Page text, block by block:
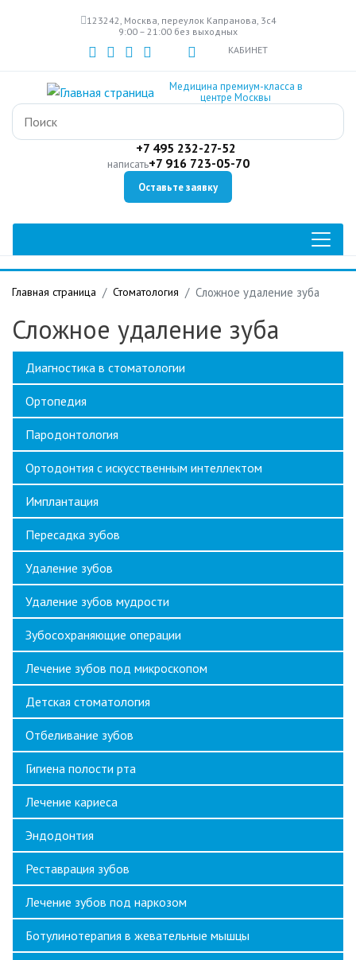
к
основному
содержанию
123242, Москва, переулок Капранова, 3с4
9:00 – 21:00 без выходных
КАБИНЕТ
Медицина премиум-класса в
центре Москвы
+7 495 232-27-52
написать+7 916 723-05-70
Оставьте заявку
Главная страница Стоматология Сложное удаление зуба
Сложное удаление зуба
Диагностика в стоматологии
Ортопедия
Пародонтология
Ортодонтия с искусственным интеллектом
Имплантация
Пересадка зубов
Удаление зубов
Удаление зубов мудрости
Зубосохраняющие операции
Лечение зубов под микроскопом
Детская стоматология
Отбеливание зубов
Гигиена полости рта
Лечение кариеса
Эндодонтия
Реставрация зубов
Лечение зубов под наркозом
Ботулинотерапия в жевательные мышцы